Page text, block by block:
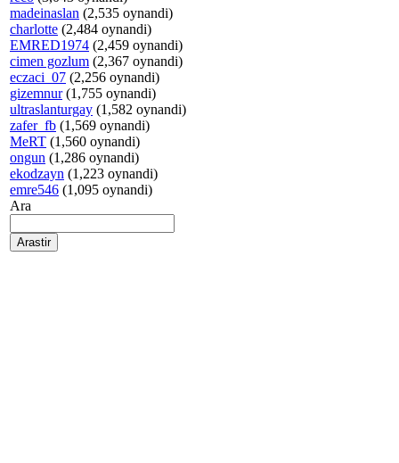
madeinaslan (2,535 oynandi)
charlotte (2,484 oynandi)
EMRED1974 (2,459 oynandi)
cimen gozlum (2,367 oynandi)
eczaci_07 (2,256 oynandi)
gizemnur(1,755 oynandi)
ultraslanturgay (1,582 oynandi)
zafer_fb (1,569 oynandi)
MeRT (1,560 oynandi)
ongun (1,286 oynandi)
ekodzayn (1,223 oynandi)
emre546 (1,095 oynandi)
Ara